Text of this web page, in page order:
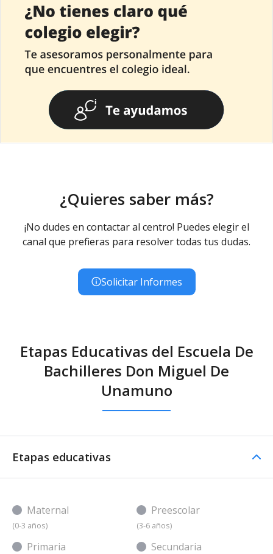
¿Quieres saber más?
¡No dudes en contactar al centro! Puedes elegir el
canal que prefieras para resolver todas tus dudas.
Solicitar Informes
Etapas Educativas del Escuela De
Bachilleres Don Miguel De
Unamuno
Etapas educativas
Maternal
(0-3 años)
Preescolar
(3-6 años)
Primaria
Secundaria